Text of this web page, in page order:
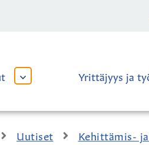
AVAA
ALAVALIKKO
Yrittäjyys ja
Uutiset Kehittämis-